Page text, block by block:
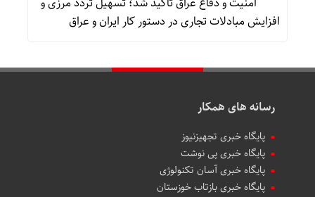
افزایش مبادلات تجاری در دستور کار ایران و عراق
رسانه های همکار
پایگاه خبری تجهیزنیوز
پایگاه خبری پی نوشت
پایگاه خبری آسان تکنولوژی
پایگاه خبری بازتاب خوزستان